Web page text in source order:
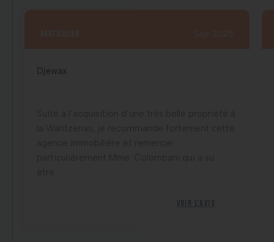
Djewax
Voir l'avis